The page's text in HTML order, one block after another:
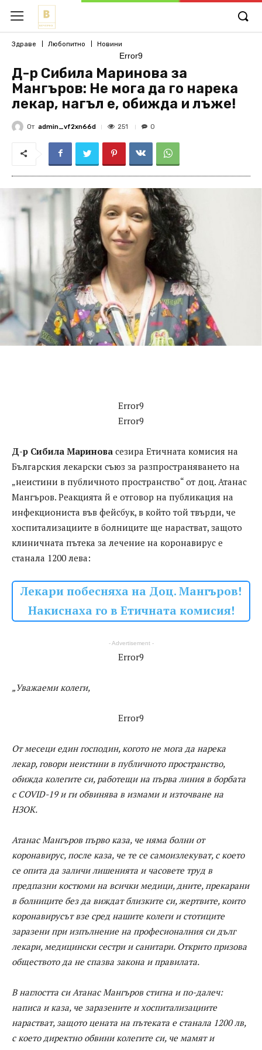
Здраве Любопитно Новини
Error9
Д-р Сибила Маринова за
Мангъров: Не мога да го нарека
лекар, нагъл е, обижда и лъже!
От admin_vf2xn66d 251 0
Error9
Error9
Д-р Сибила Маринова сезира Етичната комисия на
Българския лекарски съюз за разпространяването на
„неистини в публичното пространство“ от доц. Атанас
Мангъров. Реакцията й е отговор на публикация на
инфекциониста във фейсбук, в който той твърди, че
хоспитализациите в болниците ще нарастват, защото
клиничната пътека за лечение на коронавирус е
станала 1200 лeва:
Лекари побесняха на Доц. Мангъров!
Накиснаха го в Етичната комисия!
- Advertisement -
Error9
„Уважаеми колеги,
Error9
От месеци един господин, когото не мога да нарека
лекар, говори неистини в публичното пространство,
обижда колегите си, работещи на първа линия в борбата
с COVID-19 и ги обвинява в измами и източване на
НЗОК.
Атанас Мангъров първо каза, че няма болни от
коронавирус, после каза, че те се самоизлекуват, с което
се опита да заличи лишенията и часовете труд в
предпазни костюми на всички медици, дните, прекарани
в болниците без да виждат близките си, жертвите, които
коронавирусът взе сред нашите колеги и стотиците
заразени при изпълнение на професионалния си дълг
лекари, медицински сестри и санитари. Открито призова
обществото да не спазва закона и правилата.
В наглостта си Атанас Мангъров стигна и по-далеч:
написа и каза, че заразените и хоспитализациите
нарастват, защото цената на пътеката е станала 1200 лв,
с което директно обвини колегите си, че мамят и